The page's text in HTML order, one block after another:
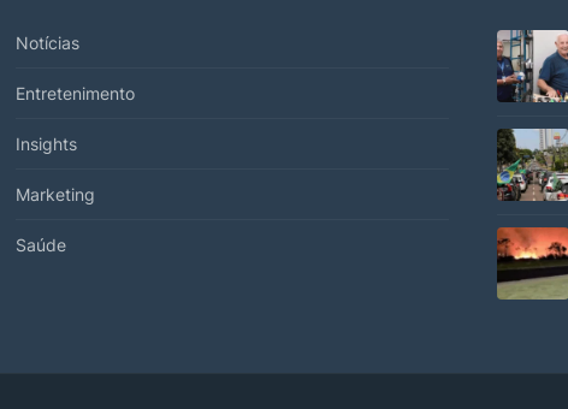
Notícias
Entretenimento
Insights
Marketing
Saúde